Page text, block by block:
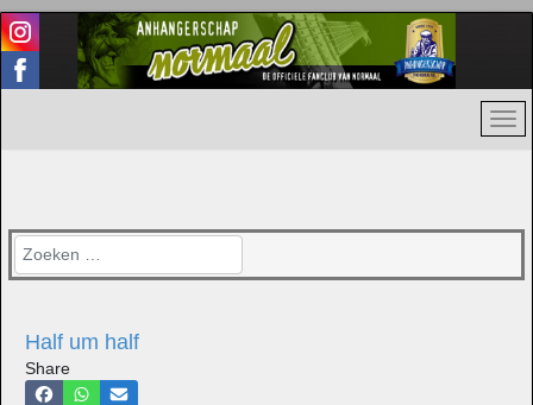
Zoeken
Half um half
Share